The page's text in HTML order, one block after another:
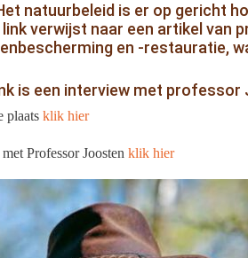
natuurbeleid is er op gericht
verwijst naar een artikel van
en -restauratie,
is een interview met professor
plaats klik hier
Professor Joosten klik hier